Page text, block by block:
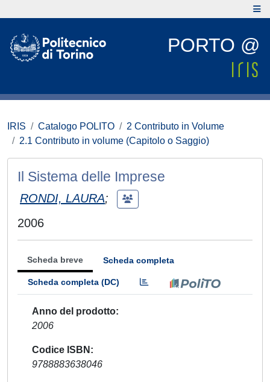
PORTO @
IRIS Catalogo POLITO
2 Contributo in Volume
2.1 Contributo in volume (Capitolo o Saggio)
Il Sistema delle Imprese
RONDI, LAURA;
2006
Scheda breve Scheda completa
Scheda completa (DC)
Anno del prodotto
2006
Codice ISBN
9788883638046